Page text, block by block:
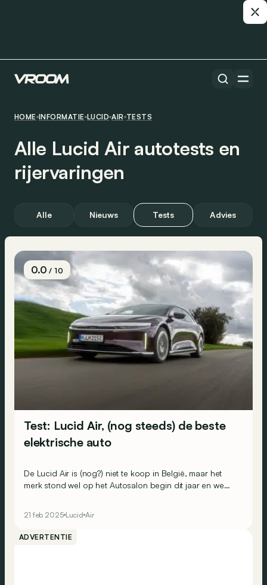
HOME INFORMATIE LUCID AIR TESTS
Alle Lucid Air autotests en
rijervaringen
Alle Nieuws Tests Advies
0.0/ 10
Test: Lucid Air, (nog steeds) de beste
elektrische auto
De Lucid Air is (nog?) niet te koop in België, maar het
merk stond wel op het Autosalon begin dit jaar en we
21 feb 2025 Lucid Air
ADVERTENTIE